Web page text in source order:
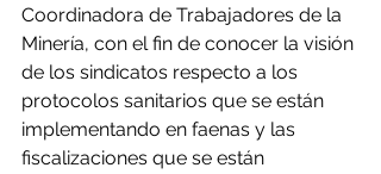
Coordinadora de Trabajadores de la
Minería, con el fin de conocer la visión
de los sindicatos respecto a los
protocolos sanitarios que se están
implementando en faenas y las
fiscalizaciones que se están